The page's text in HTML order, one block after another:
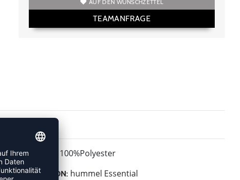
AUF DEN WUNSCHZETTEL
TEAMANFRAGE
MATERIAL: 100%Polyester
KOLLEKTION: hummel Essential